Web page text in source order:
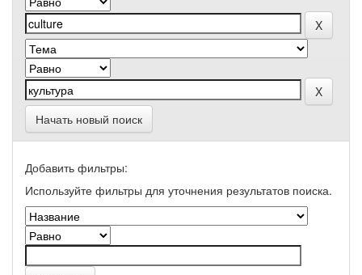
Начать новый поиск
Добавить фильтры:
Используйте фильтры для уточнения результатов поиска.